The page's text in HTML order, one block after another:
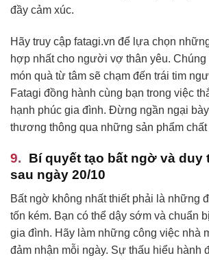
đầy cảm xúc.
Hãy truy cập fatagi.vn để lựa chọn
hợp nhất cho người vợ thân yêu.
món quà từ tâm sẽ chạm đến trái tim
Fatagi đồng hành cùng bạn trong việc
hạnh phúc gia đình. Đừng ngần ngại
thương thông qua những sản phẩm
Bí quyết tạo bất ngờ và duy
sau ngày 20/10
Bất ngờ không nhất thiết phải là những
tốn kém. Bạn có thể dậy sớm và chuẩn
gia đình. Hãy làm những công việc nhà
đảm nhận mỗi ngày. Sự thấu hiểu hành